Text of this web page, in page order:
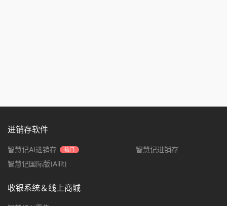
进销存软件
智慧记AI进销存 热门
智慧记进销存
智慧记国际版(Ailit)
收银系统＆线上商城